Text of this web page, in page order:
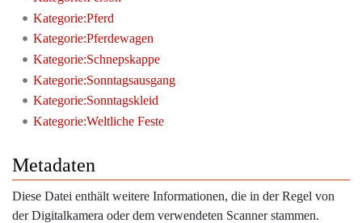
Kategorie:Pferd
Kategorie:Pferdewagen
Kategorie:Schnepskappe
Kategorie:Sonntagsausgang
Kategorie:Sonntagskleid
Kategorie:Weltliche Feste
Metadaten
Diese Datei enthält weitere Informationen, die in der Regel von
der Digitalkamera oder dem verwendeten Scanner stammen.